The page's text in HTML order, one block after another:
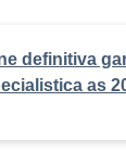
definitiva
as